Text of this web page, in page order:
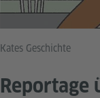
Kates Geschichte
Reportage